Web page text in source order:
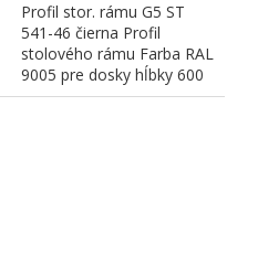
Profil stor. rámu G5 ST
541-46 čierna Profil
stolového rámu Farba RAL
9005 pre dosky hĺbky 600
mm Rozmery: 460x20x40